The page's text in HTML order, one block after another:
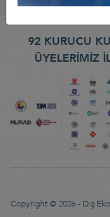
92 KURUCU
ÜYELERİMİZ
Copyright © 2026 - Dış